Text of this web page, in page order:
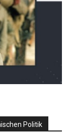
Politik